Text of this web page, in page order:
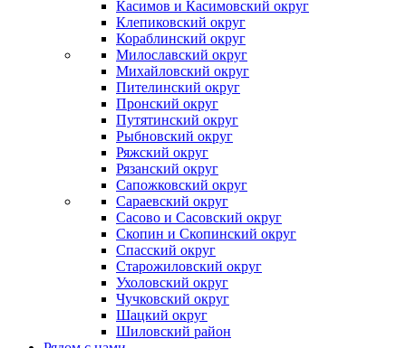
Касимов и Касимовский округ
Клепиковский округ
Кораблинский округ
Милославский округ
Михайловский округ
Пителинский округ
Пронский округ
Путятинский округ
Рыбновский округ
Ряжский округ
Рязанский округ
Сапожковский округ
Сараевский округ
Сасово и Сасовский округ
Скопин и Скопинский округ
Спасский округ
Старожиловский округ
Ухоловский округ
Чучковский округ
Шацкий округ
Шиловский район